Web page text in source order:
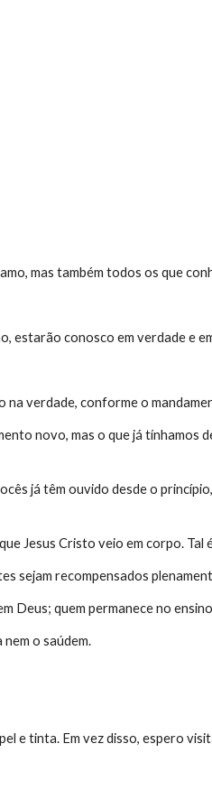
mas também todos os que
estarão conosco em verdade e
verdade, conforme o
novo, mas o que já tínhamos
já têm ouvido desde o
Jesus Cristo veio em corpo.
sejam recompensados
Deus; quem permanece no
o saúdem.
e tinta. Em vez disso, espero